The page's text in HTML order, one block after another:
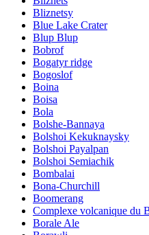
Bliznetsy
Blue Lake Crater
Blup Blup
Bobrof
Bogatyr ridge
Bogoslof
Boina
Boisa
Bola
Bolshe-Bannaya
Bolshoi Kekuknaysky
Bolshoi Payalpan
Bolshoi Semiachik
Bombalai
Bona-Churchill
Boomerang
Complexe volcanique du
Borale Ale